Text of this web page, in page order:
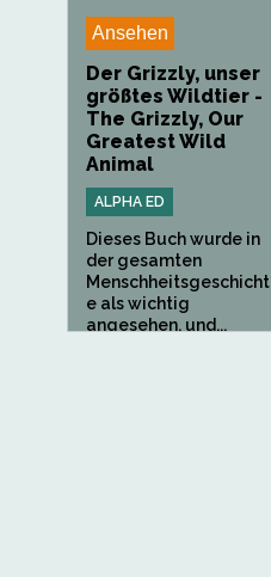
Ansehen
Der Grizzly, unser
größtes Wildtier -
The Grizzly, Our
Greatest Wild
Animal
ALPHA ED
Dieses Buch wurde in
der gesamten
Menschheitsgeschicht
e als wichtig
angesehen, und...